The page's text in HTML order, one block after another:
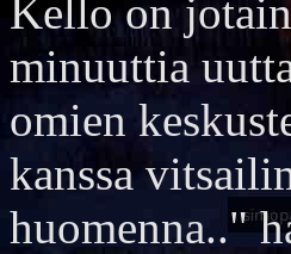
Kello on
minuuttia
omien
kanssa
huomenna.."